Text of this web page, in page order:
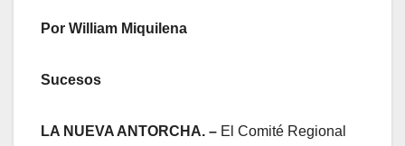
Por William Miquilena
Sucesos
LA NUEVA ANTORCHA. – El Comité Regional